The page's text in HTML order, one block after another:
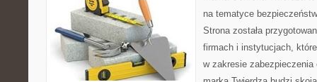
na tematyce
Strona została
firmach i instytucjach,
w zakresie